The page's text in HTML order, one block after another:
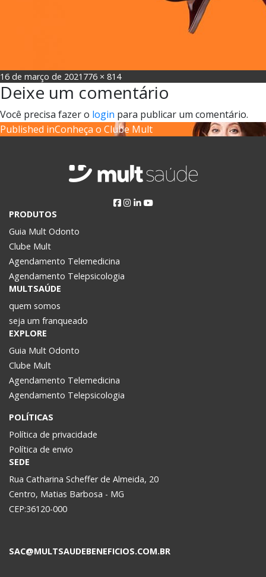
Posted
on
16 de março de 2021 Full
size
776 × 814
Deixe um comentário
Você precisa fazer o login para publicar um comentário.
Navegação
Published inConheça o Clube Mult
PRODUTOS
Guia Mult Odonto
Clube Mult
Agendamento Telemedicina
Agendamento Telepsicologia
MULTSAÚDE
quem somos
seja um franqueado
EXPLORE
Guia Mult Odonto
Clube Mult
Agendamento Telemedicina
Agendamento Telepsicologia
POLÍTICAS
Política de privacidade
Política de envio
SEDE
Rua Catharina Scheffer de Almeida, 20
Centro, Matias Barbosa - MG
CEP:36120-000
SAC@MULTSAUDEBENEFICIOS.COM.BR